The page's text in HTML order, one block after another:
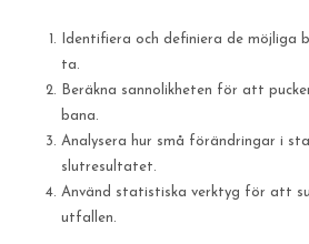
Identifiera och definiera de möjliga
ta.
Beräkna sannolikheten för att
bana.
Analysera hur små förändringar i
slutresultatet.
Använd statistiska verktyg för att
utfallen.